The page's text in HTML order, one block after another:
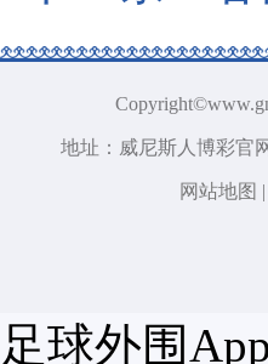
地址：威尼斯人博彩官
网站地图
足球外围